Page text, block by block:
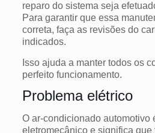
reparo do sistema seja
Para garantir que essa
correta, faça as revisões do
indicados.
Isso ajuda a manter todos os
perfeito funcionamento.
Problema elétrico
O ar-condicionado automotivo
eletromecânico e significa que